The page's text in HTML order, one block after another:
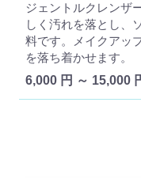
ジェントルクレンザ
しく汚れを落とし、
料です。メイクアッ
を落ち着かせます。
6,000 円 ～ 15,000